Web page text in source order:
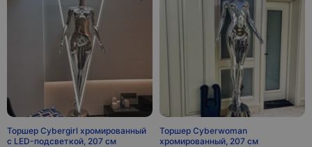
Торшер Cybergirl хромированный
с LED-подсветкой, 207 см
Торшер Cyberwoman
хромированный, 207 см